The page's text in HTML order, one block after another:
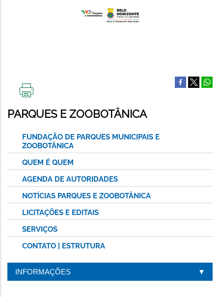
ESTA
PÁGINA
PARQUES E ZOOBOTÂNICA
FUNDAÇÃO DE PARQUES MUNICIPAIS E
ZOOBOTÂNICA
QUEM É QUEM
AGENDA DE AUTORIDADES
NOTÍCIAS PARQUES E ZOOBOTÂNICA
LICITAÇÕES E EDITAIS
SERVIÇOS
CONTATO | ESTRUTURA
INFORMAÇÕES